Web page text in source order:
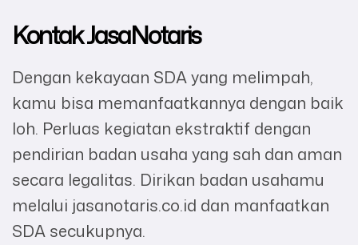
Kontak JasaNotaris
Dengan kekayaan SDA yang melimpah,
kamu bisa memanfaatkannya dengan baik
loh. Perluas kegiatan ekstraktif dengan
pendirian badan usaha yang sah dan aman
secara legalitas. Dirikan badan usahamu
melalui jasanotaris.co.id dan manfaatkan
SDA secukupnya.